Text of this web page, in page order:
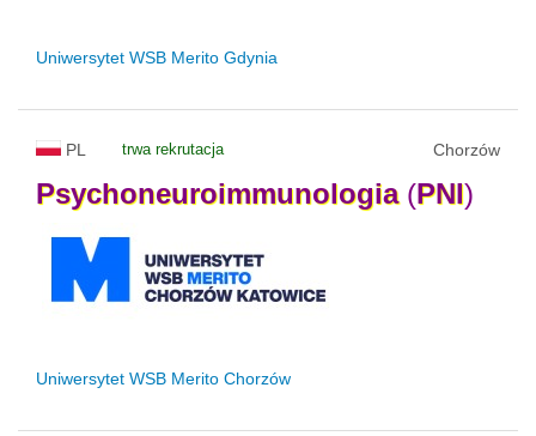
Uniwersytet WSB Merito Gdynia
PL trwa rekrutacja Chorzów
Psychoneuroimmunologia(PNI)
Uniwersytet WSB Merito Chorzów